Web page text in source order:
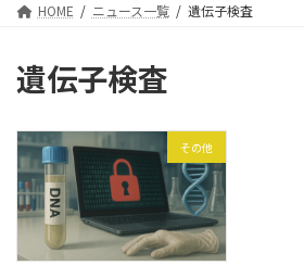
HOME ニュース一覧 遺伝子検査
遺伝子検査
その他